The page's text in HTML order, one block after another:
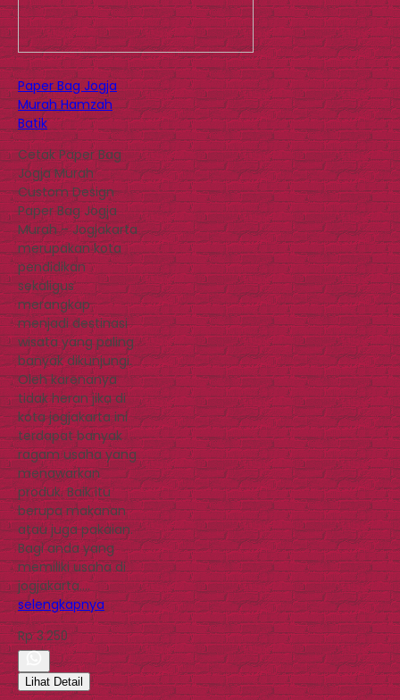
Paper Bag Jogja
Murah Hamzah
Batik
Cetak Paper Bag
Jogja Murah
Custom Design
Paper Bag Jogja
Murah – Jogjakarta
merupakan kota
pendidikan
sekaligus
merangkap
menjadi destinasi
wisata yang paling
banyak dikunjungi.
Oleh karenanya
tidak heran jika di
kota jogjakarta ini
terdapat banyak
ragam usaha yang
menawarkan
produk. Baik itu
berupa makanan
atau juga pakaian.
Bagi anda yang
memiliki usaha di
jogjakarta….
selengkapnya
Rp 3.250
Lihat Detail